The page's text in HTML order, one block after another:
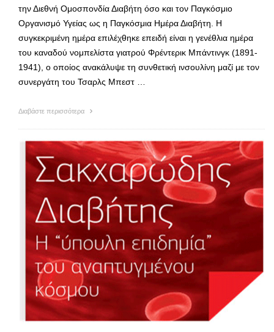
την Διεθνή Ομοσπονδία Διαβήτη όσο και τον Παγκόσμιο
Οργανισμό Υγείας ως η Παγκόσμια Ημέρα Διαβήτη. Η
συγκεκριμένη ημέρα επιλέχθηκε επειδή είναι η γενέθλια ημέρα
του καναδού νομπελίστα γιατρού Φρέντερικ Μπάντινγκ (1891-
1941), ο οποίος ανακάλυψε τη συνθετική ινσουλίνη μαζί με τον
συνεργάτη του Τσαρλς Μπεστ …
Διαβάστε περισσότερα